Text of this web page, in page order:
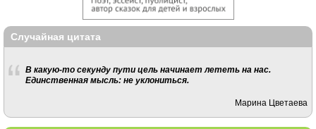
Случайная цитата
В какую-то секунду пути цель начинает лететь на нас.
Единственная мысль: не уклониться.
Марина Цветаева